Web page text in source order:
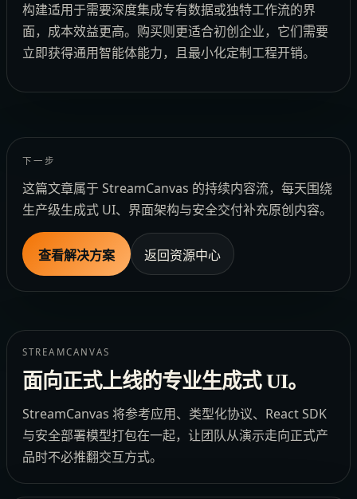
构建适用于需要深度集成专有数据或独特工作流的界
面，成本效益更高。购买则更适合初创企业，它们需要
立即获得通用智能体能力，且最小化定制工程开销。
下一步
这篇文章属于 StreamCanvas 的持续内容流，每天围绕
生产级生成式 UI、界面架构与安全交付补充原创内容。
查看解决方案 返回资源中心
STREAMCANVAS
面向正式上线的专业生成式 UI。
StreamCanvas 将参考应用、类型化协议、React SDK
与安全部署模型打包在一起，让团队从演示走向正式产
品时不必推翻交互方式。